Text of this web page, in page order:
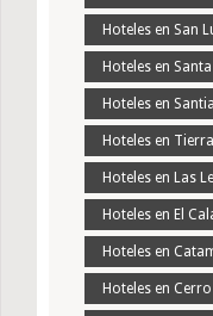
Hoteles en San
Hoteles en Santa
Hoteles en
Hoteles en
Hoteles en Las
Hoteles en El
Hoteles en
Hoteles en